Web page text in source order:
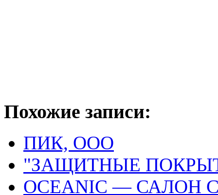
Похожие записи:
ПИК, ООО
"ЗАЩИТНЫЕ
OCEANIC — САЛОН